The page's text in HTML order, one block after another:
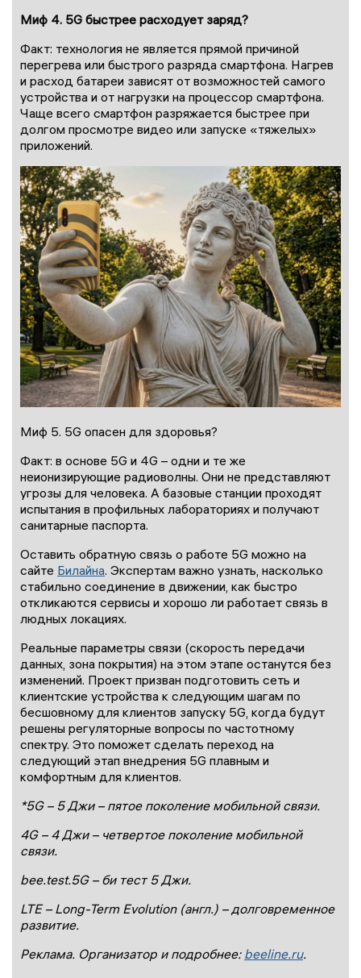
Миф 4. 5G быстрее расходует заряд?
Факт: технология не является прямой причиной
перегрева или быстрого разряда смартфона. Нагрев
и расход батареи зависят от возможностей самого
устройства и от нагрузки на процессор смартфона.
Чаще всего смартфон разряжается быстрее при
долгом просмотре видео или запуске «тяжелых»
приложений.
Миф 5. 5G опасен для здоровья?
Факт: в основе 5G и 4G – одни и те же
неионизирующие радиоволны. Они не представляют
угрозы для человека. А базовые станции проходят
испытания в профильных лабораториях и получают
санитарные паспорта.
Оставить обратную связь о работе 5G можно на
сайте Билайна. Экспертам важно узнать, насколько
стабильно соединение в движении, как быстро
откликаются сервисы и хорошо ли работает связь в
людных локациях.
Реальные параметры связи (скорость передачи
данных, зона покрытия) на этом этапе останутся без
изменений. Проект призван подготовить сеть и
клиентские устройства к следующим шагам по
бесшовному для клиентов запуску 5G, когда будут
решены регуляторные вопросы по частотному
спектру. Это поможет сделать переход на
следующий этап внедрения 5G плавным и
комфортным для клиентов.
*5G – 5 Джи – пятое поколение мобильной связи.
4G – 4 Джи – четвертое поколение мобильной
связи.
bee.test.5G – би тест 5 Джи.
LTE – Long-Term Evolution (англ.) – долговременное
развитие.
Реклама. Организатор и подробнее: beeline.ru.